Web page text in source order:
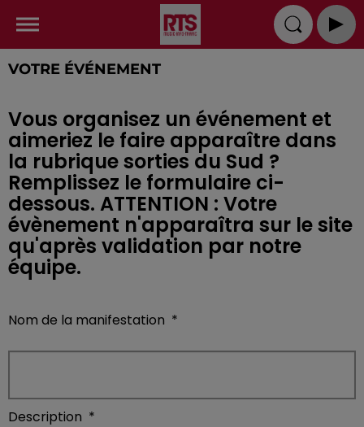
VOTRE ÉVÉNEMENT
Vous organisez un événement et
aimeriez le faire apparaître dans
la rubrique sorties du Sud ?
Remplissez le formulaire ci-
dessous. ATTENTION : Votre
évènement n'apparaîtra sur le site
qu'après validation par notre
équipe.
Nom de la manifestation *
Description *